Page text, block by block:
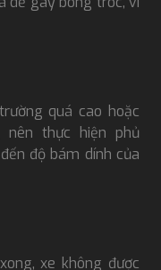
quá cao hoặc
thực hiện phủ
độ bám dính của
xe không được